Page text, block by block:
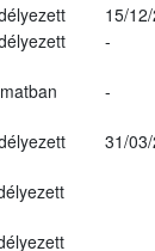
15/
-
-
31/